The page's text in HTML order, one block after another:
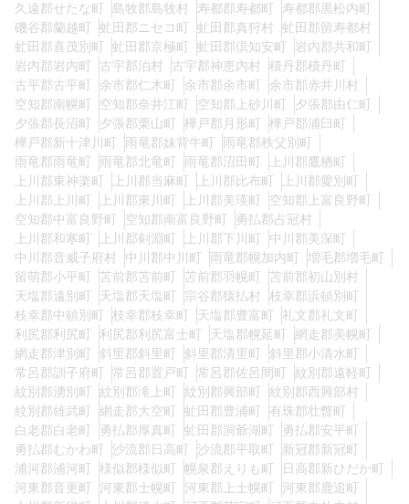
久遠郡せたな町
島牧郡島牧村 寿都郡寿都町
寿都郡黒松内町
磯谷郡蘭越町
虻田郡ニセコ町 虻田郡真狩村
虻田郡留寿都村
虻田郡喜茂別町
虻田郡京極町 虻田郡倶知安町
岩内郡共和町
岩内郡岩内町
古宇郡泊村 古宇郡神恵内村
積丹郡積丹町
古平郡古平町
余市郡仁木町 余市郡余市町
余市郡赤井川村
空知郡南幌町
空知郡奈井江町 空知郡上砂川町
夕張郡由仁町
夕張郡長沼町
夕張郡栗山町 樺戸郡月形町
樺戸郡浦臼町
樺戸郡新十津川町
雨竜郡妹背牛町
雨竜郡秩父別町
雨竜郡雨竜町
雨竜郡北竜町 雨竜郡沼田町
上川郡鷹栖町
上川郡東神楽町
上川郡当麻町 上川郡比布町
上川郡愛別町
上川郡上川町
上川郡東川町 上川郡美瑛町
空知郡上富良野町
空知郡中富良野町
空知郡南富良野町
勇払郡占冠村
上川郡和寒町
上川郡剣淵町 上川郡下川町
中川郡美深町
中川郡音威子府村
中川郡中川町 雨竜郡幌加内町
増毛郡増毛町
留萌郡小平町
苫前郡苫前町 苫前郡羽幌町
苫前郡初山別村
天塩郡遠別町
天塩郡天塩町 宗谷郡猿払村
枝幸郡浜頓別町
枝幸郡中頓別町
枝幸郡枝幸町 天塩郡豊富町
礼文郡礼文町
利尻郡利尻町
利尻郡利尻富士町 天塩郡幌延町
網走郡美幌町
網走郡津別町
斜里郡斜里町 斜里郡清里町
斜里郡小清水町
常呂郡訓子府町
常呂郡置戸町 常呂郡佐呂間町
紋別郡遠軽町
紋別郡湧別町
紋別郡滝上町 紋別郡興部町
紋別郡西興部村
紋別郡雄武町
網走郡大空町 虻田郡豊浦町
有珠郡壮瞥町
白老郡白老町
勇払郡厚真町 虻田郡洞爺湖町
勇払郡安平町
勇払郡むかわ町
沙流郡日高町 沙流郡平取町
新冠郡新冠町
浦河郡浦河町
様似郡様似町 幌泉郡えりも町
日高郡新ひだか町
河東郡音更町
河東郡士幌町 河東郡上士幌町
河東郡鹿追町